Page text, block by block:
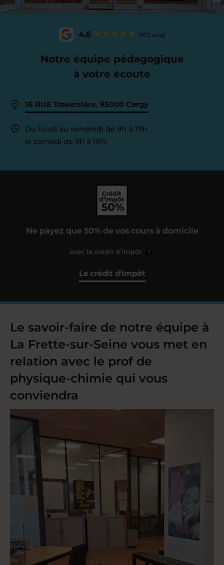
4,6 (100 avis)
Notre équipe pédagogique
à votre écoute
16 RUE Traversière, 95000 Cergy
Du lundi au vendredi de 9h à 19h
le samedi de 9h à 18h.
Ne payez que 50% de vos cours à domicile
avec le crédit d’impôt ?
Le crédit d'impôt
Le savoir-faire de notre équipe à
La Frette-sur-Seine vous met en
relation avec le prof de
physique-chimie qui vous
conviendra